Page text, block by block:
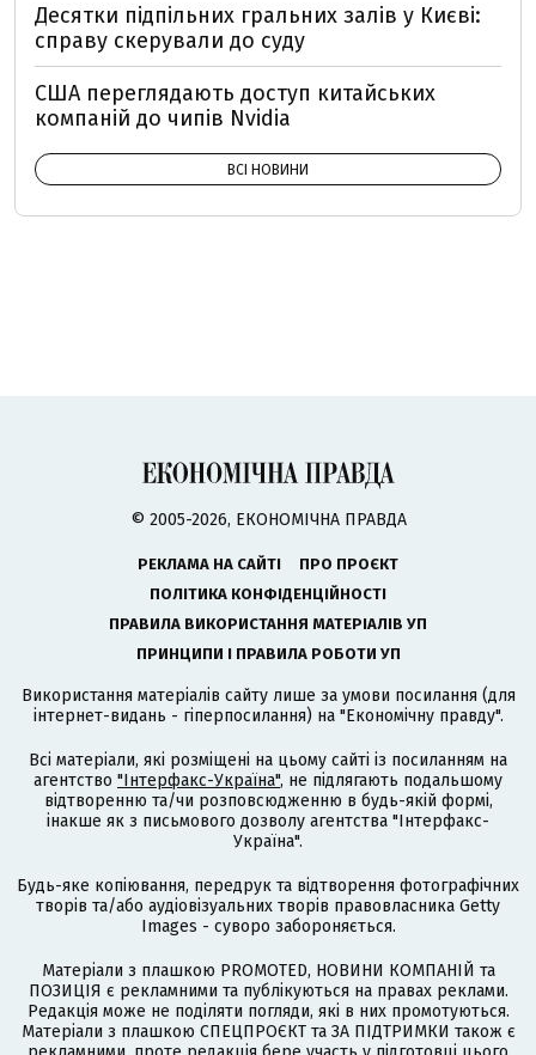
Десятки підпільних гральних залів у Києві:
справу скерували до суду
США переглядають доступ китайських
компаній до чипів Nvidia
ВСІ НОВИНИ
© 2005-2026, ЕКОНОМІЧНА ПРАВДА
РЕКЛАМА НА САЙТІ
ПРО ПРОЄКТ
ПОЛІТИКА КОНФІДЕНЦІЙНОСТІ
ПРАВИЛА ВИКОРИСТАННЯ МАТЕРІАЛІВ УП
ПРИНЦИПИ І ПРАВИЛА РОБОТИ УП
Використання матеріалів сайту лише за умови посилання (для
інтернет-видань - гіперпосилання) на "Економічну правду".
Всі матеріали, які розміщені на цьому сайті із посиланням на
агентство "Інтерфакс-Україна", не підлягають подальшому
відтворенню та/чи розповсюдженню в будь-якій формі,
інакше як з письмового дозволу агентства "Інтерфакс-
Україна".
Будь-яке копіювання, передрук та відтворення фотографічних
творів та/або аудіовізуальних творів правовласника Getty
Images - суворо забороняється.
Матеріали з плашкою PROMOTED, НОВИНИ КОМПАНІЙ та
ПОЗИЦІЯ є рекламними та публікуються на правах реклами.
Редакція може не поділяти погляди, які в них промотуються.
Матеріали з плашкою СПЕЦПРОЄКТ та ЗА ПІДТРИМКИ також є